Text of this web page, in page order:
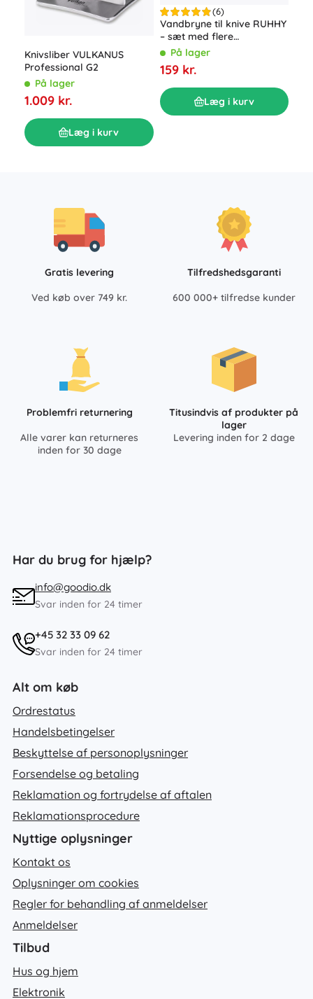
Knivsliber VULKANUS
Professional G2
På lager
1.009 kr.
Læg i kurv
(6)
Vandbryne til knive RUHHY
– sæt med flere
kornstørrelser og
læderrem
På lager
159 kr.
Læg i kurv
Gratis levering
Ved køb over 749 kr.
Tilfredshedsgaranti
600 000+ tilfredse kunder
Problemfri returnering
Alle varer kan returneres
inden for 30 dage
Titusindvis af produkter på
lager
Levering inden for 2 dage
Har du brug for hjælp?
info@goodio.dk
Svar inden for 24 timer
+45 32 33 09 62
Svar inden for 24 timer
Alt om køb
Ordrestatus
Handelsbetingelser
Beskyttelse af personoplysninger
Forsendelse og betaling
Reklamation og fortrydelse af aftalen
Reklamationsprocedure
Nyttige oplysninger
Kontakt os
Oplysninger om cookies
Regler for behandling af anmeldelser
Anmeldelser
Tilbud
Hus og hjem
Elektronik